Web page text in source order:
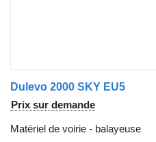
Dulevo 2000 SKY EU5
Prix sur demande
Matériel de voirie - balayeuse